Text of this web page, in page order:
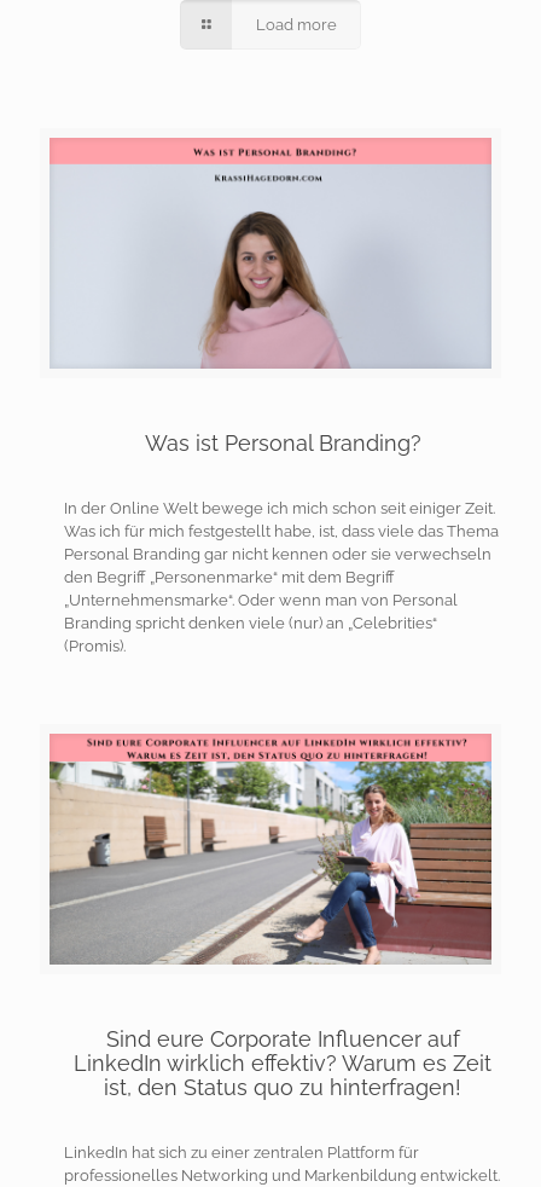
Load more
Was ist Personal Branding?
In der Online Welt bewege ich mich schon seit einiger Zeit.
Was ich für mich festgestellt habe, ist, dass viele das Thema
Personal Branding gar nicht kennen oder sie verwechseln
den Begriff „Personenmarke“ mit dem Begriff
„Unternehmensmarke“. Oder wenn man von Personal
Branding spricht denken viele (nur) an „Celebrities“
(Promis).
Sind eure Corporate Influencer auf
LinkedIn wirklich effektiv? Warum es Zeit
ist, den Status quo zu hinterfragen!
LinkedIn hat sich zu einer zentralen Plattform für
professionelles Networking und Markenbildung entwickelt.